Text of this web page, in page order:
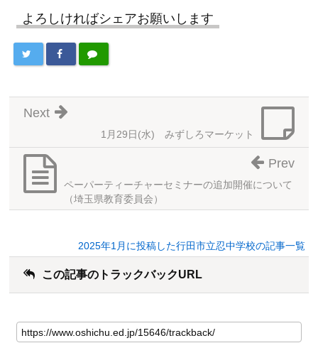
よろしければシェアお願いします
1月29日(水) みずしろマーケット
Next
ペーパーティーチャーセミナーの追加開催について
（埼玉県教育委員会）
Prev
2025年1月に投稿した行田市立忍中学校の記事一覧
この記事のトラックバックURL